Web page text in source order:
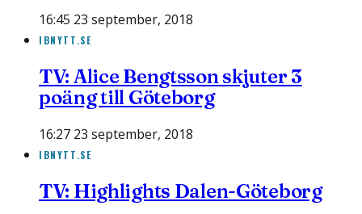
16:45 23 september, 2018
IBNYTT.SE
TV: Alice Bengtsson skjuter 3
poäng till Göteborg
16:27 23 september, 2018
IBNYTT.SE
TV: Highlights Dalen-Göteborg